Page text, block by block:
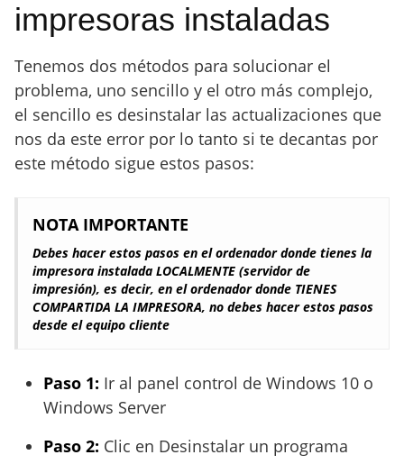
impresoras instaladas
Tenemos dos métodos para solucionar el
problema, uno sencillo y el otro más complejo,
el sencillo es desinstalar las actualizaciones que
nos da este error por lo tanto si te decantas por
este método sigue estos pasos:
NOTA IMPORTANTE
Debes hacer estos pasos en el ordenador donde tienes la
impresora instalada LOCALMENTE (servidor de
impresión), es decir, en el ordenador donde TIENES
COMPARTIDA LA IMPRESORA, no debes hacer estos pasos
desde el equipo cliente
Paso 1: Ir al panel control de Windows 10 o
Windows Server
Paso 2: Clic en Desinstalar un programa